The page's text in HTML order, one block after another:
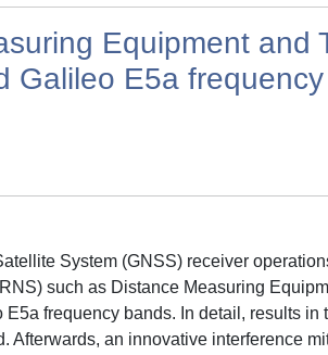
Equipment and
Galileo E5a
System (GNSS) receiver
such as Distance Measuring
frequency bands. In detail, results in
Afterwards, an innovative interference